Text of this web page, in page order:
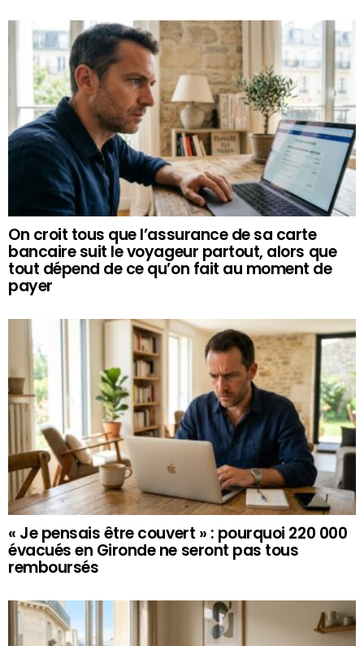
On croit tous que l’assurance de sa carte
bancaire suit le voyageur partout, alors que
tout dépend de ce qu’on fait au moment de
payer
« Je pensais être couvert » : pourquoi 220 000
évacués en Gironde ne seront pas tous
remboursés